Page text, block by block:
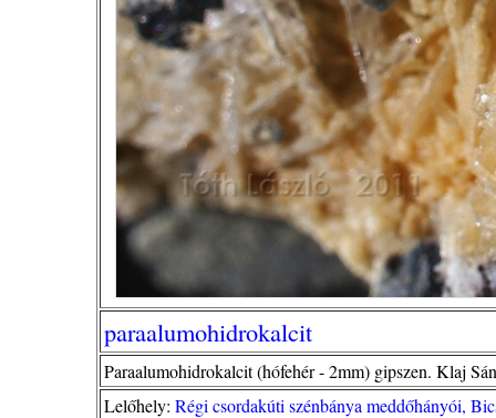
paraalumohidrokalcit
Paraalumohidrokalcit (hófehér - 2mm) gipszen. Klaj
Lelőhely: Régi csordakúti szénbánya meddőhányói,